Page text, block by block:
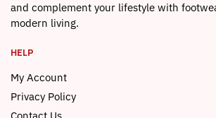
and complement your lifestyle with
modern living.
HELP
My Account
Privacy Policy